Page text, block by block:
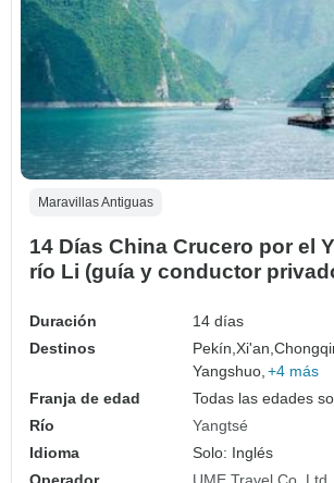
Maravillas Antiguas
14 Días China Crucero por el
río Li (guía y conductor
Duración
14 días
Destinos
Pekín,Xi'an,
Yangshuo, +4 más
Franja de edad
Todas las edades
Río
Yangtsé
Idioma
Solo: Inglés